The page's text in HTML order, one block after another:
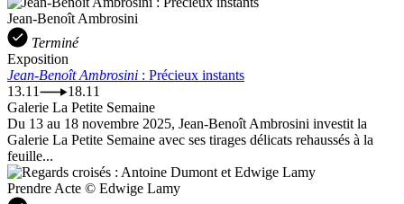
Jean-Benoît Ambrosini
Terminé
Exposition
Jean-Benoît Ambrosini : Précieux instants
13.11
18.11
Galerie La Petite Semaine
Du 13 au 18 novembre 2025, Jean-Benoît Ambrosini investit la
Galerie La Petite Semaine avec ses tirages délicats rehaussés à la
feuille...
Prendre Acte © Edwige Lamy